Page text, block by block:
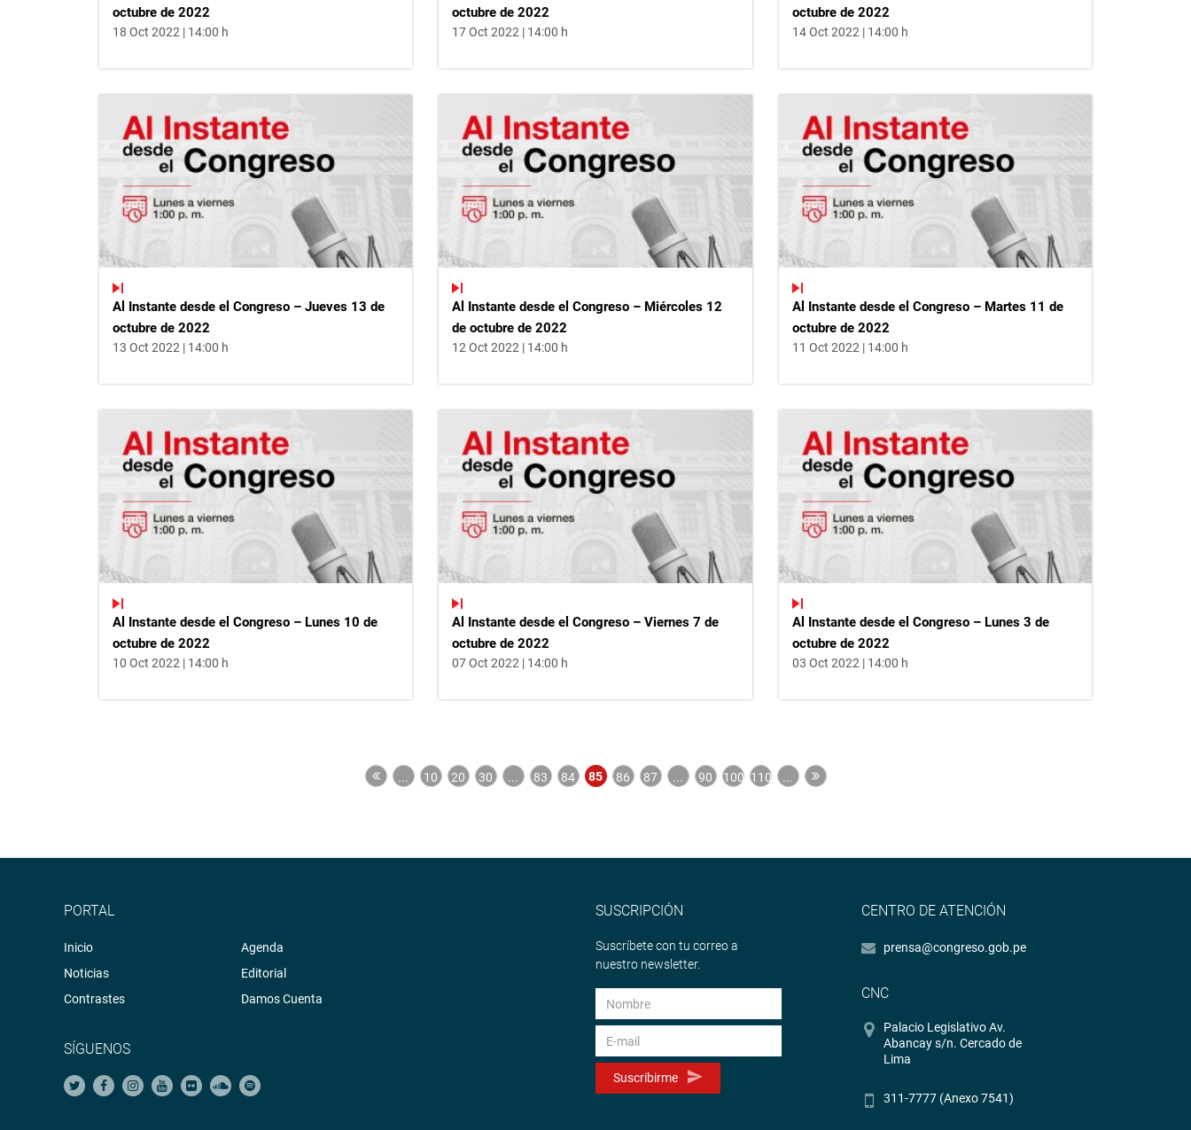
octubre de 2022
18 Oct 2022 | 14:00 h
octubre de 2022
17 Oct 2022 | 14:00 h
octubre de 2022
14 Oct 2022 | 14:00 h
Al Instante desde el Congreso – Jueves 13 de
octubre de 2022
13 Oct 2022 | 14:00 h
Al Instante desde el Congreso – Miércoles 12
de octubre de 2022
12 Oct 2022 | 14:00 h
Al Instante desde el Congreso – Martes 11 de
octubre de 2022
11 Oct 2022 | 14:00 h
Al Instante desde el Congreso – Lunes 10 de
octubre de 2022
10 Oct 2022 | 14:00 h
Al Instante desde el Congreso – Viernes 7 de
octubre de 2022
07 Oct 2022 | 14:00 h
Al Instante desde el Congreso – Lunes 3 de
octubre de 2022
03 Oct 2022 | 14:00 h
... 10 20 30 ... 83 84 85 86 87 ... 90 100 110 ...
PORTAL
Inicio
Noticias
Contrastes
Agenda
Editorial
Damos Cuenta
SÍGUENOS
SUSCRIPCIÓN
Suscríbete con tu correo a
nuestro newsletter.
Suscribirme
CENTRO DE ATENCIÓN
prensa@congreso.gob.pe
CNC
Palacio Legislativo Av.
Abancay s/n. Cercado de
Lima
311-7777 (Anexo 7541)